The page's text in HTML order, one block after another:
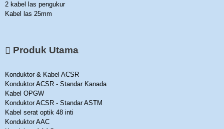
2 kabel las pengukur
Kabel las 25mm
Produk Utama
Konduktor & Kabel ACSR
Konduktor ACSR - Standar Kanada
Kabel OPGW
Konduktor ACSR - Standar ASTM
Kabel serat optik 48 inti
Konduktor AAC